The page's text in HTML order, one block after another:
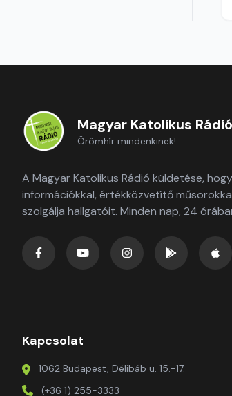
Magyar Katolikus Rádió
Örömhír mindenkinek!
A Magyar Katolikus Rádió küldetése,
információkkal, értékközvetítő
szolgálja hallgatóit. Minden nap, 24
Kapcsolat
1062 Budapest, Délibáb u. 15.-17.
(+36 1) 255-3333